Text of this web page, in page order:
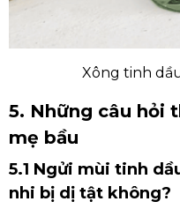
Xông tinh
5. Những câu hỏi
mẹ bầu
5.1 Ngửi mùi tinh
nhi bị dị tật không?